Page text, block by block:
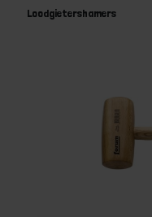
Loodgietershamers